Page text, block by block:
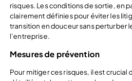
risques. Les conditions de sortie, en
clairement définies pour éviter les
transition en douceur sans perturber
l’entreprise.
Mesures de prévention
Pour mitiger ces risques, il est crucial